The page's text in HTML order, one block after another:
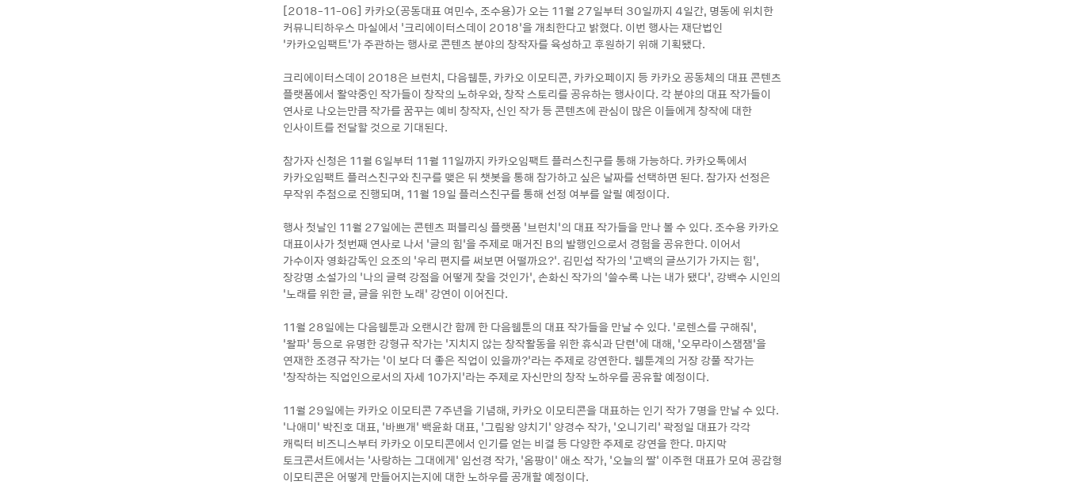
[2018-11-06] 카카오(공동대표 여민수, 조수용)가 오는 11월 27일부터 30일까지 4일간, 명동에 위치한
커뮤니티하우스 마실에서 ‘크리에이터스데이 2018’을 개최한다고 밝혔다. 이번 행사는 재단법인
‘카카오임팩트’가 주관하는 행사로 콘텐츠 분야의 창작자를 육성하고 후원하기 위해 기획됐다.
크리에이터스데이 2018은 브런치, 다음웹툰, 카카오 이모티콘, 카카오페이지 등 카카오 공동체의 대표 콘텐츠
플랫폼에서 활약중인 작가들이 창작의 노하우와, 창작 스토리를 공유하는 행사이다. 각 분야의 대표 작가들이
연사로 나오는만큼 작가를 꿈꾸는 예비 창작자, 신인 작가 등 콘텐츠에 관심이 많은 이들에게 창작에 대한
인사이트를 전달할 것으로 기대된다.
참가자 신청은 11월 6일부터 11월 11일까지 카카오임팩트 플러스친구를 통해 가능하다. 카카오톡에서
카카오임팩트 플러스친구와 친구를 맺은 뒤 챗봇을 통해 참가하고 싶은 날짜를 선택하면 된다. 참가자 선정은
무작위 추첨으로 진행되며, 11월 19일 플러스친구를 통해 선정 여부를 알릴 예정이다.
행사 첫날인 11월 27일에는 콘텐츠 퍼블리싱 플랫폼 ‘브런치’의 대표 작가들을 만나 볼 수 있다. 조수용 카카오
대표이사가 첫번째 연사로 나서 ‘글의 힘’을 주제로 매거진 B의 발행인으로서 경험을 공유한다. 이어서
가수이자 영화감독인 요조의 ‘우리 편지를 써보면 어떨까요?’. 김민섭 작가의 ‘고백의 글쓰기가 가지는 힘’,
장강명 소설가의 ‘나의 글력 강점을 어떻게 찾을 것인가’, 손화신 작가의 ‘쓸수록 나는 내가 됐다’, 강백수 시인의
‘노래를 위한 글, 글을 위한 노래’ 강연이 이어진다.
11월 28일에는 다음웹툰과 오랜시간 함께 한 다음웹툰의 대표 작가들을 만날 수 있다. ‘로렌스를 구해줘’,
‘왈파’ 등으로 유명한 강형규 작가는 ‘지치지 않는 창작활동을 위한 휴식과 단련’에 대해, ‘오무라이스잼잼’을
연재한 조경규 작가는 ‘이 보다 더 좋은 직업이 있을까?’라는 주제로 강연한다. 웹툰계의 거장 강풀 작가는
‘창작하는 직업인으로서의 자세 10가지’라는 주제로 자신만의 창작 노하우를 공유할 예정이다.
11월 29일에는 카카오 이모티콘 7주년을 기념해, 카카오 이모티콘을 대표하는 인기 작가 7명을 만날 수 있다.
'나애미' 박진호 대표, '바쁘개’ 백윤화 대표, ‘그림왕 양치기' 양경수 작가, '오니기리' 곽정일 대표가 각각
캐릭터 비즈니스부터 카카오 이모티콘에서 인기를 얻는 비결 등 다양한 주제로 강연을 한다. 마지막
토크콘서트에서는 '사랑하는 그대에게' 임선경 작가, ‘옴팡이' 애소 작가, '오늘의 짤' 이주현 대표가 모여 공감형
이모티콘은 어떻게 만들어지는지에 대한 노하우를 공개할 예정이다.